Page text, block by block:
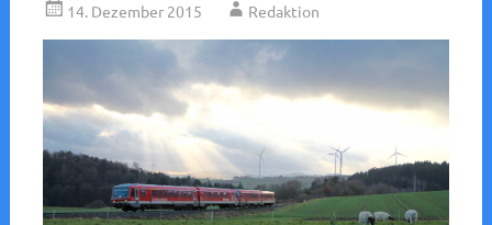
14. Dezember 2015 Redaktion